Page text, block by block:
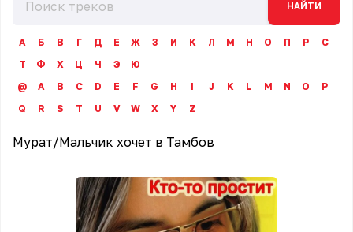
НАЙТИ
А Б В Г Д Е Ж З И К Л М Н О П Р
С
Т
Ф Х Ц Ч Э
Ю
@
A B C D E F G H I J K L M N O
P
Q
R S T U V W X Y Z
Мурат/Мальчик хочет в Тамбов